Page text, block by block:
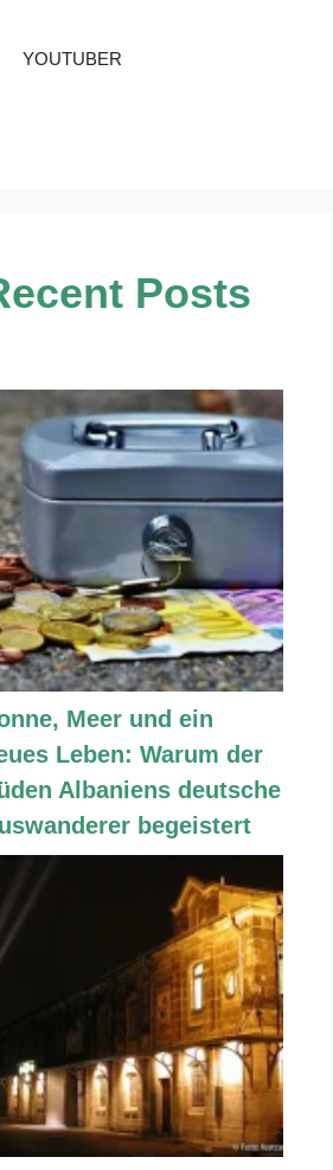
YOUTUBER
Posts
Meer und ein
Leben: Warum der
Albaniens deutsche
begeistert